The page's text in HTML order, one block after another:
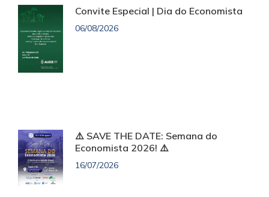
Convite Especial | Dia do Economista
06/08/2026
⚠️ SAVE THE DATE: Semana do
Economista 2026! ⚠️
16/07/2026